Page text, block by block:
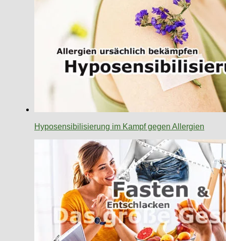
Hyposensibilisierung im Kampf gegen Allergien